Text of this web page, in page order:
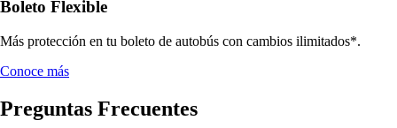
Boleto Flexible
Más protección en tu boleto de autobús con cambios ilimitados*.
Conoce más
Preguntas Frecuentes